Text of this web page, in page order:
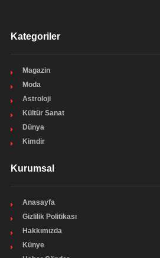
Kategoriler
Magazin
Moda
Astroloji
Kültür Sanat
Dünya
Kimdir
Kurumsal
Anasayfa
Gizlilik Politikası
Hakkımızda
Künye